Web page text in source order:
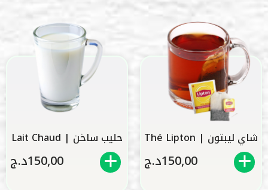
شاي ليبتون | Thé Lipton
150,00د.ج
حليب ساخن | Lait Chaud
150,00د.ج